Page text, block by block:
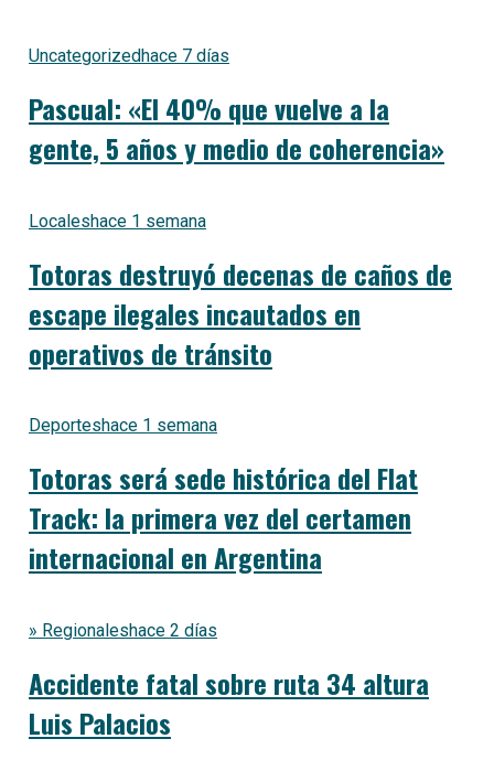
Uncategorizedhace 7 días
Pascual: «El 40% que vuelve a la
gente, 5 años y medio de coherencia»
Localeshace 1 semana
Totoras destruyó decenas de caños de
escape ilegales incautados en
operativos de tránsito
Deporteshace 1 semana
Totoras será sede histórica del Flat
Track: la primera vez del certamen
internacional en Argentina
» Regionaleshace 2 días
Accidente fatal sobre ruta 34 altura
Luis Palacios